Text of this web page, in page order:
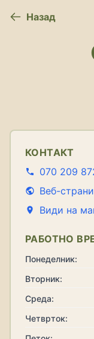
Назад
КОНТАКТ
070 209
Веб-
Види на
РАБОТНО
Понеделник:
Вторник:
Среда:
Четврток: